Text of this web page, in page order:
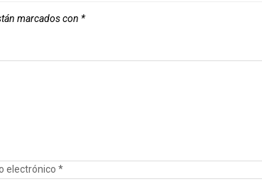
marcados con *
electrónico *